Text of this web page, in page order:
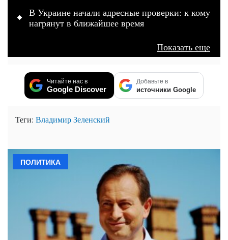
В Украине начали адресные проверки: к кому
нагрянут в ближайшее время
Показать еще
Читайте нас в
Google Discover
Добавьте в
источники Google
Теги: Владимир Зеленский
ПОЛИТИКА